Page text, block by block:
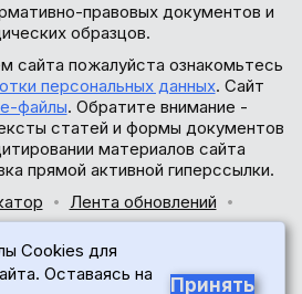
правовых документов и
образцов.
сайта пожалуйста ознакомьтесь
персональных данных. Сайт
файлы. Обратите внимание -
статей и формы документов
материалов сайта
прямой активной гиперссылки.
Лента обновлений
© 2017-2026
Cookies для
Оставаясь на
Принять